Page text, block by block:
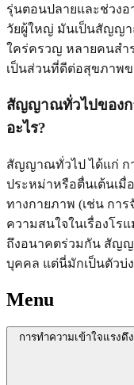
รุ่นตอนปลายและช่วง
วัยผู้ใหญ่ มันเป็นสัญญา
ใคร่ครวญ หลายคนสำ
เป็นส่วนที่ดีต่อสุขภาพ
สัญญาณทั่วไปของก
อะไร?
สัญญาณทั่วไป ได้แก่ กา
ประหม่าหรือตื่นเต้นเมื่
ทางกายภาพ (เช่น กา
ความสนใจในเรื่องโร
ถึงอนาคตร่วมกัน สัญ
บุคคล แต่นี่มักเป็นตัวบ่
Menu
การทำความเข้าใจแรง